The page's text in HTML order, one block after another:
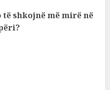
shkojnë më mirë në